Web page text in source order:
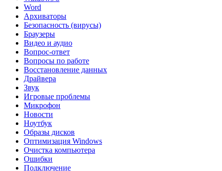
Word
Архиваторы
Безопасность (вирусы)
Браузеры
Видео и аудио
Вопрос-ответ
Вопросы по работе
Восстановление данных
Драйвера
Звук
Игровые проблемы
Микрофон
Новости
Ноутбук
Образы дисков
Оптимизация Windows
Очистка компьютера
Ошибки
Подключение